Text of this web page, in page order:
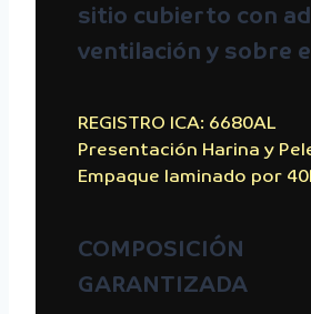
sitio cubierto con
ventilación y sobre
REGISTRO ICA: 6680AL
Presentación Harina y
Empaque laminado por
COMPOSICIÓN
GARANTIZADA